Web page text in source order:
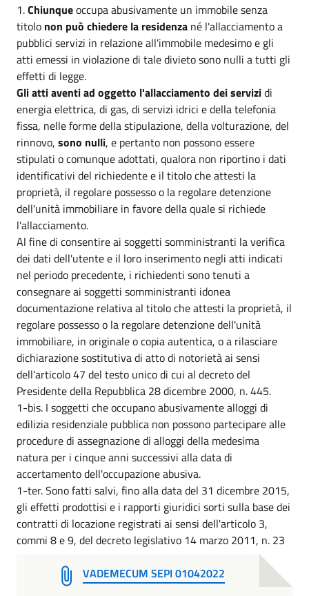
1.Chiunqueoccupa abusivamente un immobile senza
titolo non può chiedere la residenza né l'allacciamento a
pubblici servizi in relazione all'immobile medesimo e gli
atti emessi in violazione di tale divieto sono nulli a tutti gli
effetti di legge.
Gli atti aventi ad oggetto l'allacciamento dei servizidi
energia elettrica, di gas, di servizi idrici e della telefonia
fissa, nelle forme della stipulazione, della volturazione, del
rinnovo, sono nulli, e pertanto non possono essere
stipulati o comunque adottati, qualora non riportino i dati
identificativi del richiedente e il titolo che attesti la
proprietà, il regolare possesso o la regolare detenzione
dell'unità immobiliare in favore della quale si richiede
l'allacciamento.
Al fine di consentire ai soggetti somministranti la verifica
dei dati dell'utente e il loro inserimento negli atti indicati
nel periodo precedente, i richiedenti sono tenuti a
consegnare ai soggetti somministranti idonea
documentazione relativa al titolo che attesti la proprietà, il
regolare possesso o la regolare detenzione dell'unità
immobiliare, in originale o copia autentica, o a rilasciare
dichiarazione sostitutiva di atto di notorietà ai sensi
dell'articolo 47 del testo unico di cui al decreto del
Presidente della Repubblica 28 dicembre 2000, n. 445.
1-bis. I soggetti che occupano abusivamente alloggi di
edilizia residenziale pubblica non possono partecipare alle
procedure di assegnazione di alloggi della medesima
natura per i cinque anni successivi alla data di
accertamento dell'occupazione abusiva.
1-ter. Sono fatti salvi, fino alla data del 31 dicembre 2015,
gli effetti prodottisi e i rapporti giuridici sorti sulla base dei
contratti di locazione registrati ai sensi dell'articolo 3,
commi 8 e 9, del decreto legislativo 14 marzo 2011, n. 23
VADEMECUM SEPI 01042022